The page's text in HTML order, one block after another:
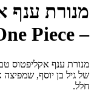
מנורת ענף
– One Piece
מנורת ענף אקליפטוס
של גיל בן יוסף, שמפיצה
חלל.